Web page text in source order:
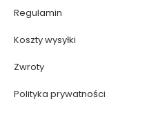
Regulamin
Koszty wysyłki
Zwroty
Polityka prywatności